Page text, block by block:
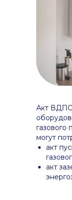
Акт ВДПО
газового
могут
акт
акт